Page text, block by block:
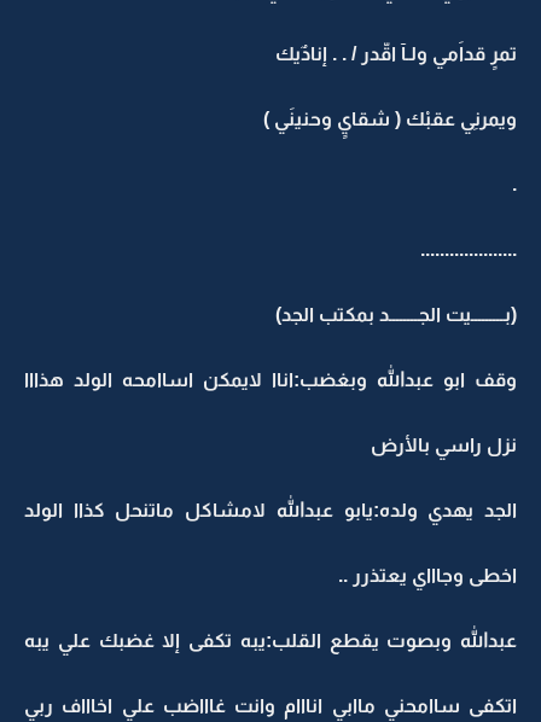
تمرٍ قداَمي ولـآ اقّدر / . . إنادٌيك
ويمرنِي عقبْك ( شقايٍ وحنينَي )
.
....................
(بـــــــــيت الجــــــــد بمكتب الجد)
وقف ابو عبدالله وبغضب:اناا لايمكن اساامحه الولد هذااا
نزل راسي بالأرض
الجد يهدي ولده:يابو عبدالله لامشاكل ماتنحل كذاا الولد
اخطى وجاااي يعتذرر ..
عبدالله وبصوت يقطع القلب:يبه تكفى إلا غضبك علي يبه
اتكفى ساامحني ماابي انااام وانت غاااضب علي اخاااف ربي